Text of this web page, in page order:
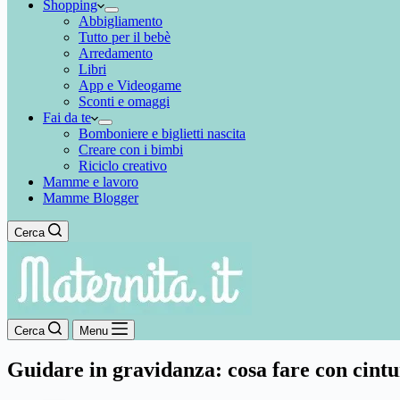
Shopping
Abbigliamento
Tutto per il bebè
Arredamento
Libri
App e Videogame
Sconti e omaggi
Fai da te
Bomboniere e biglietti nascita
Creare con i bimbi
Riciclo creativo
Mamme e lavoro
Mamme Blogger
Cerca
Cerca Menu
Guidare in gravidanza: cosa fare con